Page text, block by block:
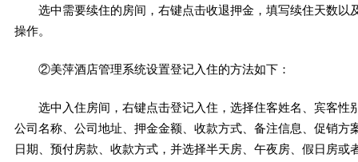
选中需要续住的房间，右键点击收退押金，填写续住天数
操作。
②美萍酒店管理系统设置登记入住的方法如下：
选中入住房间，右键点击登记入住，选择住客姓名、宾客
公司名称、公司地址、押金金额、收款方式、备注信息、促销
日期、预付房款、收款方式，并选择半天房、午夜房、假日房